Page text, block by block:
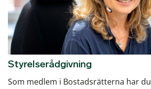
Styrelserådgivning
Som medlem i Bostadsrätterna har